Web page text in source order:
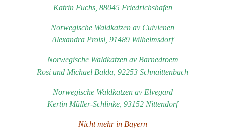
Katrin Fuchs, 88045 Friedrichshafen
Norwegische Waldkatzen av Cuivienen
Alexandra Proisl, 91489 Wilhelmsdorf
Norwegische Waldkatzen av Barnedroem
Rosi und Michael Balda, 92253 Schnaittenbach
Norwegische Waldkatzen av Elvegard
Kertin Müller-Schlinke, 93152 Nittendorf
Nicht mehr in Bayern